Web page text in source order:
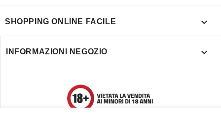
SHOPPING ONLINE FACILE 
INFORMAZIONI NEGOZIO 